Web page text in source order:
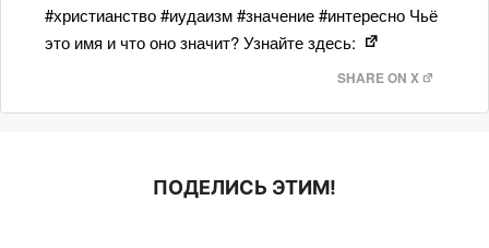
#христианство #иудаизм #значение #интересно Чьё
это имя и что оно значит? Узнайте здесь:
SHARE ON X
ПОДЕЛИСЬ ЭТИМ!